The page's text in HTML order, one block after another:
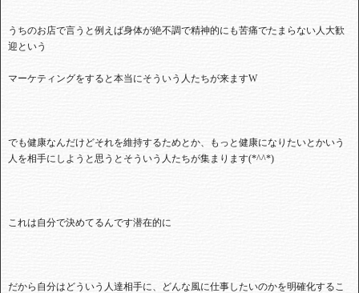
うちのお店で言うと例えば身体が絶不調で精神的にも苦痛でたまらない人大歓
迎という
マーケティングをすると本当にそういう人たちが来ますW
でも健康なんだけどそれを維持するためとか、もっと健康になりたいとかいう
人を相手にしようと思うとそういう人たちが集まります(*^^*)
これは自分で決めてるんです潜在的に
だから自分はどういう人達相手に、どんな風に仕事したいのかを明確化するこ